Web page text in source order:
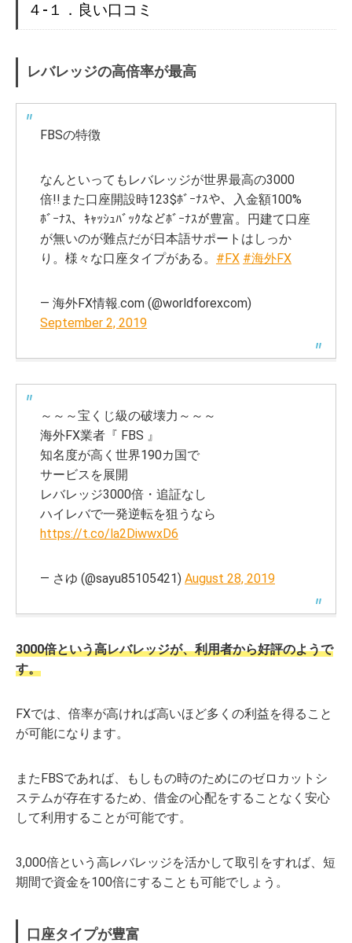
４-１．良い口コミ
レバレッジの高倍率が最高
FBSの特徴
なんといってもレバレッジが世界最高の3000
倍!!また口座開設時123$ﾎﾞｰﾅｽや、入金額100%
ﾎﾞｰﾅｽ、ｷｬｯｼｭﾊﾞｯｸなどﾎﾞｰﾅｽが豊富。円建て口座
が無いのが難点だが日本語サポートはしっか
り。様々な口座タイプがある。 #FX #海外FX
— 海外FX情報.com (@worldforexcom)
September 2, 2019
～～～宝くじ級の破壊力～～～
海外FX業者『 FBS 』
知名度が高く世界190カ国で
サービスを展開
レバレッジ3000倍・追証なし
ハイレバで一発逆転を狙うなら
https://t.co/la2DiwwxD6
— さゆ (@sayu85105421) August 28, 2019
3000倍という高レバレッジが、利用者から好評のようで
す。
FXでは、倍率が高ければ高いほど多くの利益を得ること
が可能になります。
またFBSであれば、もしもの時のためにのゼロカットシ
ステムが存在するため、借金の心配をすることなく安心
して利用することが可能です。
3,000倍という高レバレッジを活かして取引をすれば、短
期間で資金を100倍にすることも可能でしょう。
口座タイプが豊富